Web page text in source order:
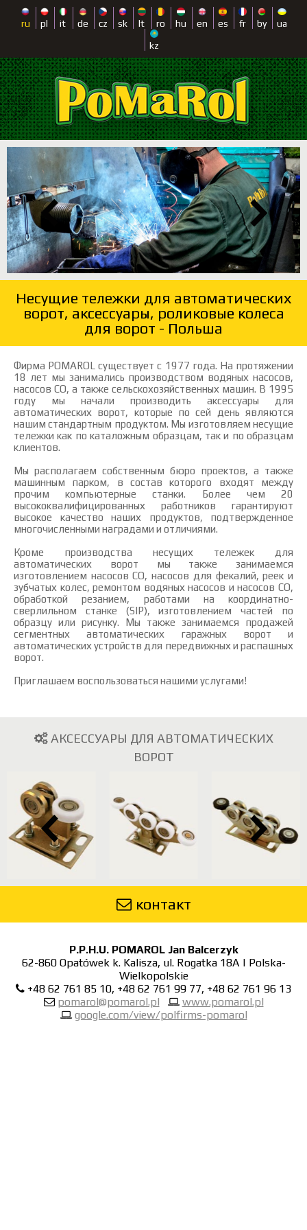
ru pl it de cz sk lt ro hu en es fr by
ua
kz
Несущие тележки для автоматических
ворот, аксессуары, роликовые колеса
для ворот - Польша
Фирма POMAROL существует с 1977 года. На протяжении
18 лет мы занимались производством водяных насосов,
насосов СО, а также сельскохозяйственных машин. В 1995
году мы начали производить аксессуары для
автоматических ворот, которые по сей день являются
нашим стандартным продуктом. Мы изготовляем несущие
тележки как по каталожным образцам, так и по образцам
клиентов.
Мы располагаем собственным бюро проектов, а также
машинным парком, в состав которого входят между
прочим компьютерные станки. Более чем 20
высококвалифицированных работников гарантируют
высокое качество наших продуктов, подтвержденное
многочисленными наградами и отличиями.
Кроме производства несущих тележек для
автоматических ворот мы также занимаемся
изготовлением насосов СО, насосов для фекалий, реек и
зубчатых колес, ремонтом водяных насосов и насосов СО,
обработкой резанием, работами на координатно-
сверлильном станке (SIP), изготовлением частей по
образцу или рисунку. Мы также занимаемся продажей
сегментных автоматических гаражных ворот и
автоматических устройств для передвижных и распашных
ворот.
Приглашаем воспользоваться нашими услугами!
АКСЕССУАРЫ ДЛЯ АВТОМАТИЧЕСКИХ
ВОРОТ
контакт
P.P.H.U. POMAROL Jan Balcerzyk
62-860 Opatówek k. Kalisza, ul. Rogatka 18A | Polska-
Wielkopolskie
+48 62 761 85 10, +48 62 761 99 77, +48 62 761 96 13
pomarol@pomarol.pl
www.pomarol.pl
google.com/view/polfirms-pomarol